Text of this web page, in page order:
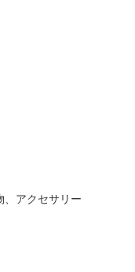
、アクセサリー